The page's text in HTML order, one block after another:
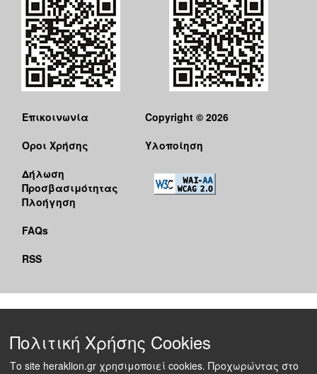
Επικοινωνία
Όροι Χρήσης
Δήλωση
Προσβασιμότητας
Πλοήγηση
FAQs
RSS
Copyright © 2026
Υλοποίηση
Πολιτική Χρήσης Cookies
Το site heraklion.gr χρησιμοποιεί cookies. Προχωρώντας στο